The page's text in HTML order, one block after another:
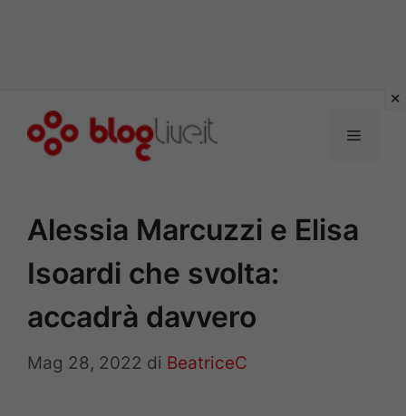
Menu
Alessia Marcuzzi e Elisa
Isoardi che svolta:
accadrà davvero
Mag 28, 2022 di BeatriceC